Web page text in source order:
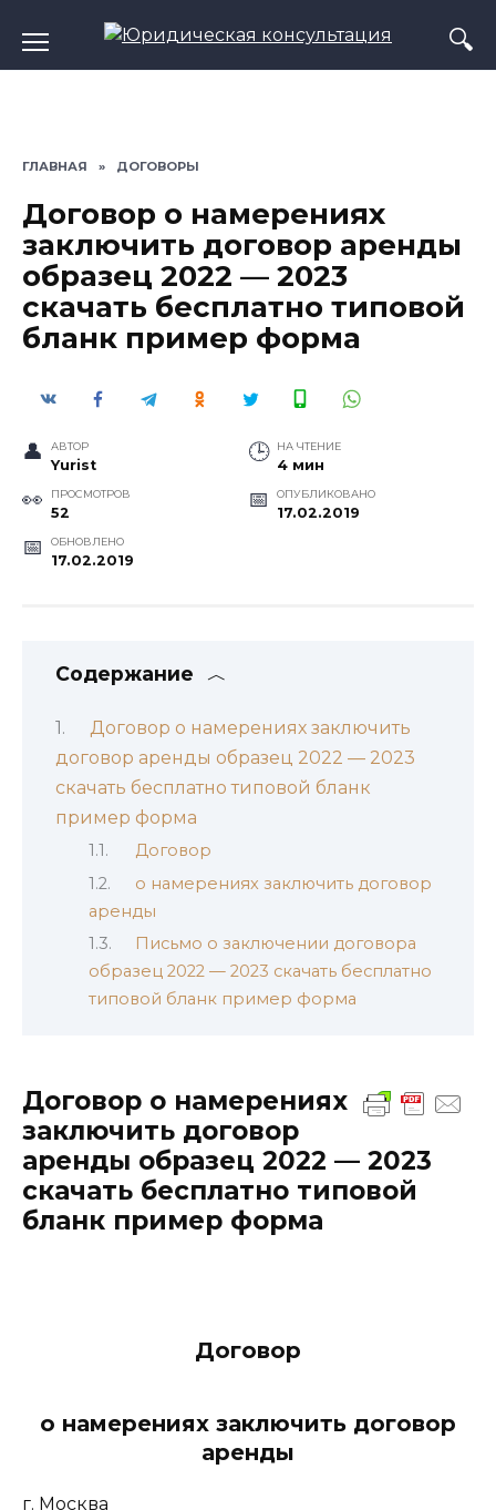
содержанию
ГЛАВНАЯ » ДОГОВОРЫ
Договор о намерениях
заключить договор аренды
образец 2022 — 2023
скачать бесплатно типовой
бланк пример форма
АВТОР
Yurist
НА ЧТЕНИЕ
4 мин
ПРОСМОТРОВ
52
ОПУБЛИКОВАНО
17.02.2019
ОБНОВЛЕНО
17.02.2019
Содержание
Договор о намерениях заключить
договор аренды образец 2022 — 2023
скачать бесплатно типовой бланк
пример форма
Договор
о намерениях заключить договор
аренды
Письмо о заключении договора
образец 2022 — 2023 скачать бесплатно
типовой бланк пример форма
Договор о намерениях
заключить договор
аренды образец 2022 — 2023
скачать бесплатно типовой
бланк пример форма
Договор
о намерениях заключить договор
аренды
г. Москва